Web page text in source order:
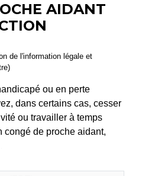
AIDANT
de l'information légale et
ou en perte
dans certains cas, cesser
ou travailler à temps
congé de proche aidant,